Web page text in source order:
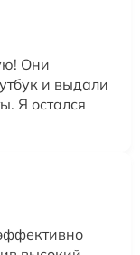
Они
и выдали
Я остался